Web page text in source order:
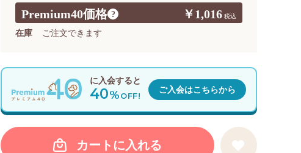
Premium40価格 ? ￥1,016
在庫 ご注文できます
カートに入れる
に入会すると
40%OFF!
ご入会はこちらから